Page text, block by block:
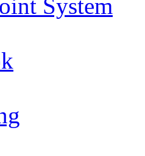
System